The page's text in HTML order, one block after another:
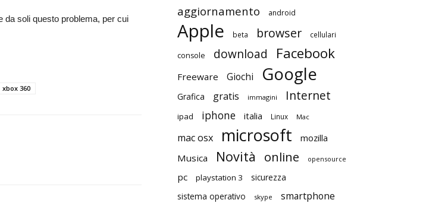
da soli questo problema, per cui
xbox 360
aggiornamento android
Apple beta browser cellulari
console download Facebook
Freeware Giochi Google
Grafica gratis immagini Internet
ipad iphone italia Linux Mac
mac osx microsoft
mozilla
Musica
Novità online opensource
pc playstation 3
sicurezza
sistema operativo
skype smartphone